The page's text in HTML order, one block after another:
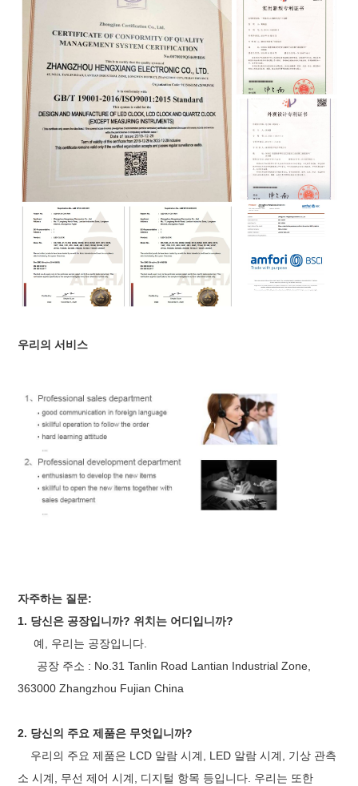
우리의 서비스
자주하는 질문:
1. 당신은 공장입니까? 위치는 어디입니까?
예, 우리는 공장입니다.
공장 주소 : No.31 Tanlin Road Lantian Industrial Zone,
363000 Zhangzhou Fujian China
2. 당신의 주요 제품은 무엇입니까?
우리의 주요 제품은 LCD 알람 시계, LED 알람 시계, 기상 관측
소 시계, 무선 제어 시계, 디지털 항목 등입니다. 우리는 또한